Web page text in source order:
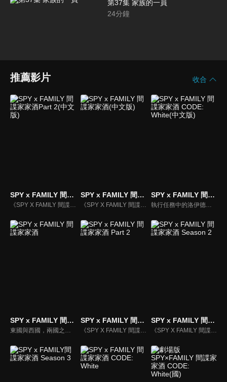
第37集 家族的一員
24分鐘
推薦影片 收合
SPY x FAMILY 間諜家家酒Part 2(中文版)
《SPY X FAMILY 間諜家家酒》動漫線上看。這是個世界各國都在檯面下進行激烈情報戰的時代。東國與西國，兩國之間已持續冷戰了十多年。隸屬於西國情報局對東課〈WISE〉的幹練間諜〈黃昏〉，被指派一項極機密任務，奉命接近威脅東西和平的危險人物，要刺探出東國國家統一黨黨魁。
SPY x FAMILY 間諜家家酒(中文版)
《SPY X FAMILY 間諜家家酒》動漫線上看。東國與西國，兩國之間已持續冷戰了十多年。隸屬於西國情報局對東課〈WISE〉的幹練間諜〈黃昏〉，被指派一項極機密任務，奉命接近威脅東西和平的危險人物，要刺探出東國國家統一黨黨魁──唐納文‧戴斯蒙德的戰爭計畫…
SPY x FAMILY 間諜家家酒 CODE: White(中文版)
執行任務中的洛伊德，忽然接收到了「行動代號『梟』」換人的通知。另一方面，安妮亞就讀的伊甸學院即將舉行料理實習課程，傳聞在課程中優勝者將可以得到一顆星星。為了想要繼續執行行動代號『梟』，洛伊德需要有可以跟 WISE 交涉的籌碼。
SPY x FAMILY 間諜家家酒
東國與西國，兩國之間已持續冷戰了十多年。隸屬於西國情報局對東課〈WISE〉的幹練間諜〈黃昏〉，被指派一項極機密任務，奉命接近威脅東西和平的危險人物，要刺探出東國國家統一黨黨魁──唐納文‧戴斯蒙德的戰爭計畫…
SPY x FAMILY 間諜家家酒 Part 2
《SPY X FAMILY 間諜家家酒》動漫線上看。東國與西國，兩國之間已持續冷戰了十多年。隸屬於西國情報局對東課〈WISE〉的幹練間諜〈黃昏〉，被指派一項極機密任務，奉命接近威脅東西和平的危險人物，要刺探出東國國家統一黨黨魁──唐納文‧戴斯蒙德的戰爭計畫。其任務名為──行動代號〈梟〉。
SPY x FAMILY 間諜家家酒 Season 2
《SPY X FAMILY 間諜家家酒》動漫線上看。東國與西國，兩國之間已持續冷戰了十多年。隸屬於西國情報局對東課〈WISE〉的幹練間諜〈黃昏〉，被指派一項極機密任務，奉命接近威脅東西和平的危險人物，要刺探出東國國家統一黨黨魁──唐納文‧戴斯蒙德的戰爭計畫…